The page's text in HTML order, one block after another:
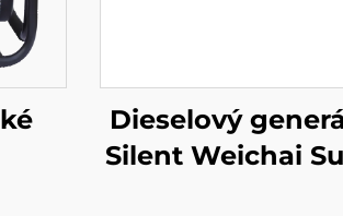
Dieselový
Silent Weichai